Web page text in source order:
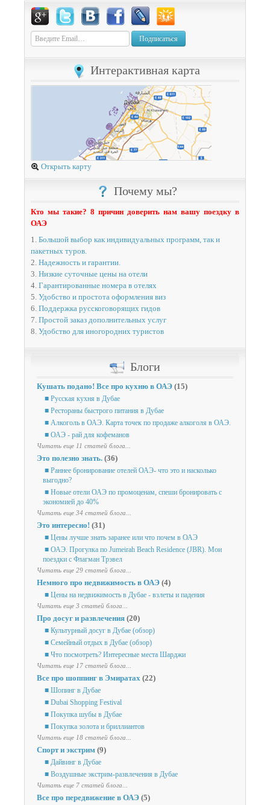
Подписаться
Интерактивная карта
Открыть карту
Почему мы?
Кто мы такие? 8 причин доверить нам вашу поездку в
ОАЭ
1. Большой выбор как индивидуальных программ, так и
пакетных туров.
2. Надежность и гарантии.
3. Низкие суточные цены на отели
4. Гарантированные номера в отелях
5. Удобство и простота оформления виз
6. Поддержка русскоговорящих гидов
7. Простой заказ дополнительных услуг
8. Удобство для иногородних туристов
Блоги
Кушать подано! Все про кухню в ОАЭ (15)
■ Русская кухня в Дубае
■ Рестораны быстрого питания в Дубае
■ Алкоголь в ОАЭ. Карта точек по продаже алкоголя в ОАЭ.
■ ОАЭ - рай для кофеманов
Читать еще 11 статей блога...
Это полезно знать. (36)
■ Раннее бронирование отелей ОАЭ- что это и насколько
выгодно?
■ Новые отели ОАЭ по промоценам, спеши бронировать с
экономией до 40%
Читать еще 34 статей блога...
Это интересно! (31)
■ Цены лучше знать заранее или что почем в ОАЭ
■ ОАЭ. Прогулка по Jumeirah Beach Residence (JBR). Мои
поездки с Флагман Трэвел
Читать еще 29 статей блога...
Немного про недвижимость в ОАЭ (4)
■ Цены на недвижимость в Дубае - взлеты и падения
Читать еще 3 статей блога...
Про досуг и развлечения (20)
■ Культурный досуг в Дубае (обзор)
■ Семейный отдых в Дубае (обзор)
■ Что посмотреть? Интересные места Шарджи
Читать еще 17 статей блога...
Все про шоппинг в Эмиратах (22)
■ Шопинг в Дубае
■ Dubai Shopping Festival
■ Покупка шубы в Дубае
■ Покупка золота и бриллиантов
Читать еще 18 статей блога...
Спорт и экстрим (9)
■ Дайвинг в Дубае
■ Воздушные экстрим-развлечения в Дубае
Читать еще 7 статей блога...
Все про передвижение в ОАЭ (5)